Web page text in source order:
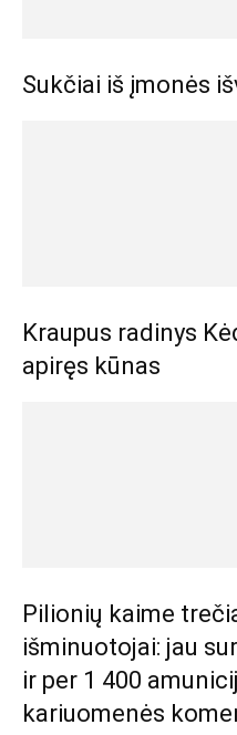
Sukčiai iš įmonės
Kraupus radinys
apiręs kūnas
Pilionių kaime
išminuotojai: jau
ir per 1 400
kariuomenės